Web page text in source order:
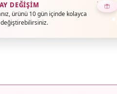
DEĞIŞIM
ürünü 10 gün içinde kolayca